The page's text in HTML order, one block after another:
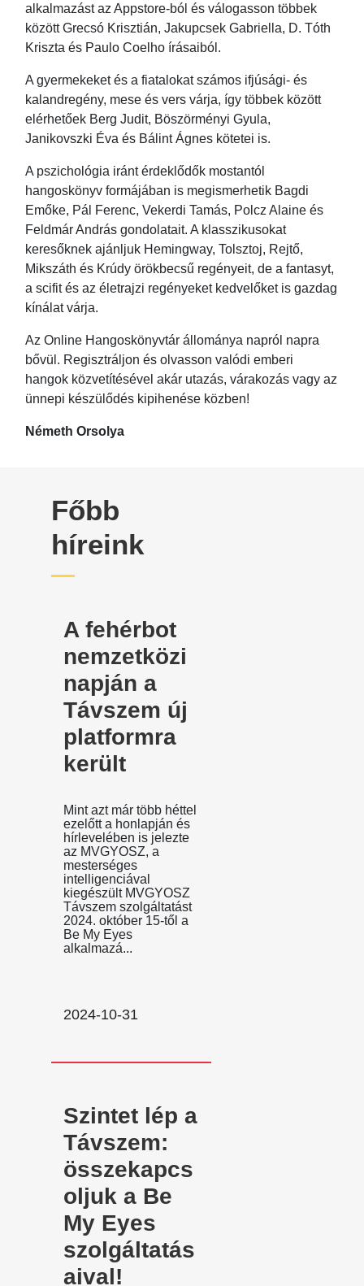
alkalmazást az Appstore-ból és válogasson többek
között Grecsó Krisztián, Jakupcsek Gabriella, D. Tóth
Kriszta és Paulo Coelho írásaiból.
A gyermekeket és a fiatalokat számos ifjúsági- és
kalandregény, mese és vers várja, így többek között
elérhetőek Berg Judit, Böszörményi Gyula,
Janikovszki Éva és Bálint Ágnes kötetei is.
A pszichológia iránt érdeklődők mostantól
hangoskönyv formájában is megismerhetik Bagdi
Emőke, Pál Ferenc, Vekerdi Tamás, Polcz Alaine és
Feldmár András gondolatait. A klasszikusokat
keresőknek ajánljuk Hemingway, Tolsztoj, Rejtő,
Mikszáth és Krúdy örökbecsű regényeit, de a fantasyt,
a scifit és az életrajzi regényeket kedvelőket is gazdag
kínálat várja.
Az Online Hangoskönyvtár állománya napról napra
bővül. Regisztráljon és olvasson valódi emberi
hangok közvetítésével akár utazás, várakozás vagy az
ünnepi készülődés kipihenése közben!
Németh Orsolya
Főbb
híreink
A fehérbot
nemzetközi
napján a
Távszem új
platformra
került
Mint azt már több héttel
ezelőtt a honlapján és
hírlevelében is jelezte
az MVGYOSZ, a
mesterséges
intelligenciával
kiegészült MVGYOSZ
Távszem szolgáltatást
2024. október 15-től a
Be My Eyes
alkalmazá...
2024-10-31
Szintet lép a
Távszem:
összekapcs
oljuk a Be
My Eyes
szolgáltatás
aival!